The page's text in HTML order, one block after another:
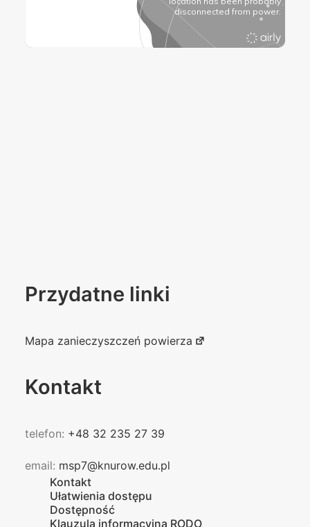
Przydatne linki
Mapa zanieczyszczeń powierza
Kontakt
telefon: +48 32 235 27 39
email: msp7@knurow.edu.pl
Kontakt
Ułatwienia dostępu
Dostępność
Klauzula informacyjna RODO